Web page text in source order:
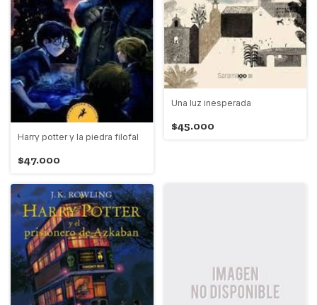
Harry potter y la piedra filofal
$47.000
Una luz inesperada
$45.000